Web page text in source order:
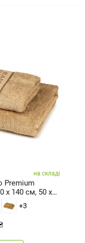
на складі
Premium
x 140 см, 50 x
+3